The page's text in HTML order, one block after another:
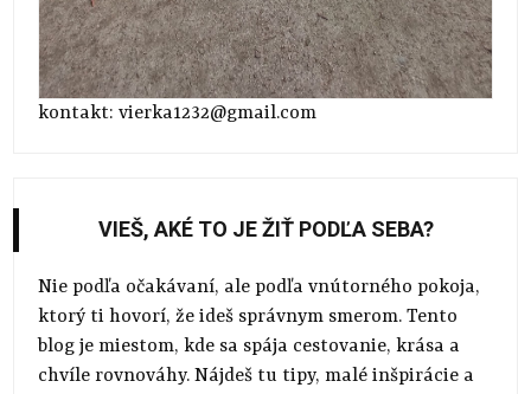
kontakt: vierka1232@gmail.com
VIEŠ, AKÉ TO JE ŽIŤ PODĽA SEBA?
Nie podľa očakávaní, ale podľa vnútorného pokoja,
ktorý ti hovorí, že ideš správnym smerom. Tento
blog je miestom, kde sa spája cestovanie, krása a
chvíle rovnováhy. Nájdeš tu tipy, malé inšpirácie a